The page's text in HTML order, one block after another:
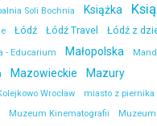
Soli Bochnia Książka
Łódź Łódź Travel Łódź z
- Educarium Małopolska
Mazowieckie Mazury
Wrocław miasto z piernika
Muzeum Kinematografii